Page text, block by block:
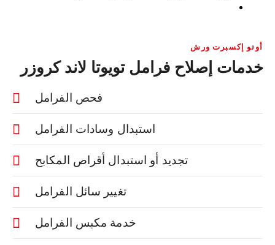
أوتو إكسبرت ورش
خدمات إصلاح فرامل تويوتا لاند كروزر
فحص الفرامل
استبدال وسادات الفرامل
تجديد أو استبدال أقراص المكابح
تغيير سائل الفرامل
خدمة مكبس الفرامل